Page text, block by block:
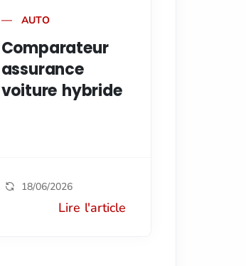
AUTO
Comparateur
assurance
voiture hybride
18/06/2026
Lire l'article